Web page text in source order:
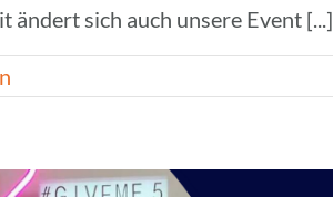
ändert sich auch unsere Event [...]